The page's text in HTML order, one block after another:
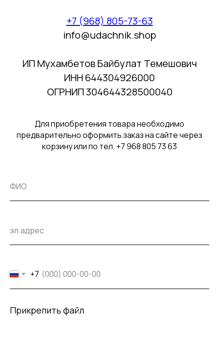
+7 (968) 805-73-63
info@udachnik.shop
ИП Мухамбетов Байбулат Темешович
ИНН 644304926000
ОГРНИП 304644328500040
Для приобретения товара необходимо
предварительно оформить заказ на сайте через
корзину или по тел. +7 968 805 73 63
+7
Прикрепить файл